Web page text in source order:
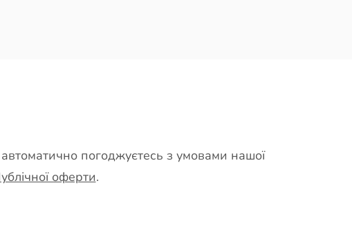
автоматично погоджуєтесь з умовами нашої
оферти.